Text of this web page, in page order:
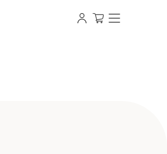
フト作成 スナップシャンパン